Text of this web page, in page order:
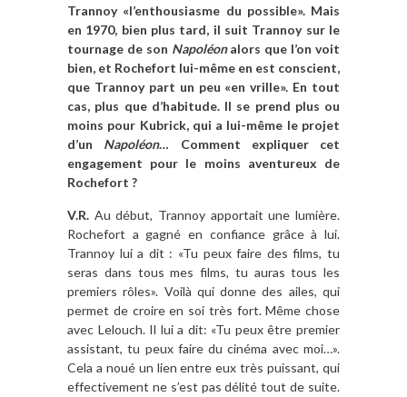
Trannoy «l’enthousiasme du possible». Mais
en 1970, bien plus tard, il suit Trannoy sur le
tournage de son Napoléonalors que l’on voit
bien, et Rochefort lui-même en est conscient,
que Trannoy part un peu «en vrille». En tout
cas, plus que d’habitude. Il se prend plus ou
moins pour Kubrick, qui a lui-même le projet
d’un Napoléon… Comment expliquer cet
engagement pour le moins aventureux de
Rochefort ?
V.R. Au début, Trannoy apportait une lumière.
Rochefort a gagné en confiance grâce à lui.
Trannoy lui a dit : «Tu peux faire des films, tu
seras dans tous mes films, tu auras tous les
premiers rôles». Voilà qui donne des ailes, qui
permet de croire en soi très fort. Même chose
avec Lelouch. Il lui a dit: «Tu peux être premier
assistant, tu peux faire du cinéma avec moi…».
Cela a noué un lien entre eux très puissant, qui
effectivement ne s’est pas délité tout de suite.